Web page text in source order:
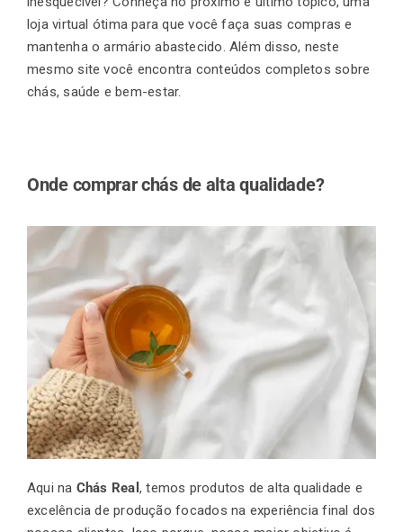
loja virtual ótima para que você faça suas compras e
mantenha o armário abastecido. Além disso, neste
mesmo site você encontra conteúdos completos sobre
chás, saúde e bem-estar.
Onde comprar chás de alta qualidade?
Aqui na Chás Real , temos produtos de alta qualidade e
excelência de produção focados na experiência final dos